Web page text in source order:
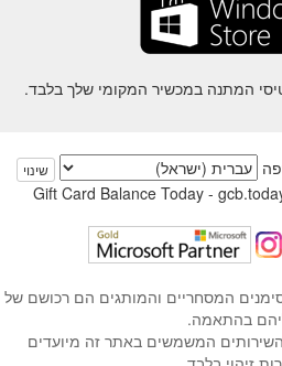
שינוי
המסחריים והמותגים הם רכושם של
בהתאמה.
המשמשים באתר זה מיועדים